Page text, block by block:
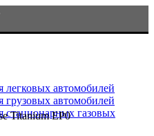
автомобилей
автомобилей
стационарных газовых
Titanium EP0